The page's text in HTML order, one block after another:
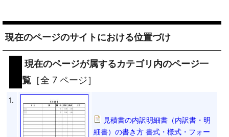
現在のページのサイトにおける位置づけ
現在のページが属するカテゴリ内のページ一
覧 ［全 7 ページ］
1.
見積書の内訳明細書（内訳書・明
細書）の書き方 書式・様式・フォー